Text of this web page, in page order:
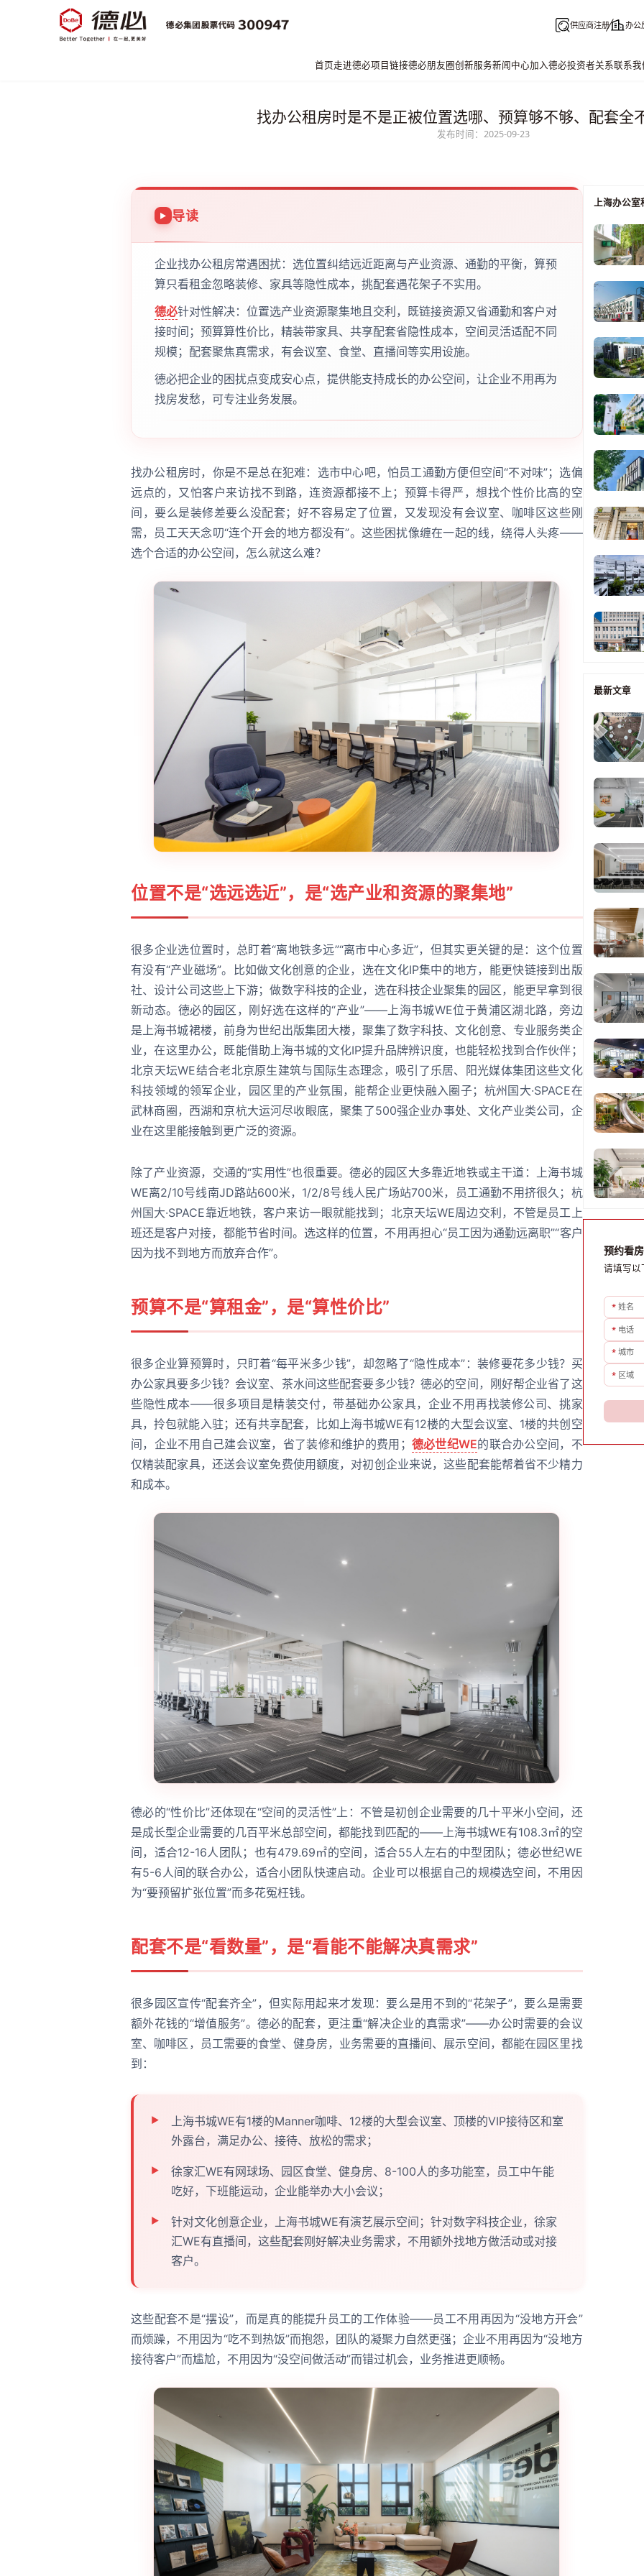
供应商注册 办公
首页走进德必项目链接德必朋友圈创新服务新闻中心加入德必投资者关系联系我
找办公租房时是不是正被位置选哪、预算够不够、配套全
发布时间：2025-09-23
导读
企业找办公租房常遇困扰：选位置纠结远近距离与产业资源、通勤的平衡，算预
算只看租金忽略装修、家具等隐性成本，挑配套遇花架子不实用。
德必针对性解决：位置选产业资源聚集地且交利，既链接资源又省通勤和客户对
接时间；预算算性价比，精装带家具、共享配套省隐性成本，空间灵活适配不同
规模；配套聚焦真需求，有会议室、食堂、直播间等实用设施。
德必把企业的困扰点变成安心点，提供能支持成长的办公空间，让企业不用再为
找房发愁，可专注业务发展。
找办公租房时，你是不是总在犯难：选市中心吧，怕员工通勤方便但空间“不对味”；选偏
远点的，又怕客户来访找不到路，连资源都接不上；预算卡得严，想找个性价比高的空
间，要么是装修差要么没配套；好不容易定了位置，又发现没有会议室、咖啡区这些刚
需，员工天天念叨“连个开会的地方都没有”。这些困扰像缠在一起的线，绕得人头疼——
选个合适的办公空间，怎么就这么难？
位置不是“选远选近”，是“选产业和资源的聚集地”
很多企业选位置时，总盯着“离地铁多远”“离市中心多近”，但其实更关键的是：这个位置
有没有“产业磁场”。比如做文化创意的企业，选在文化IP集中的地方，能更快链接到出版
社、设计公司这些上下游；做数字科技的企业，选在科技企业聚集的园区，能更早拿到很
新动态。德必的园区，刚好选在这样的“产业”——上海书城WE位于黄浦区湖北路，旁边
是上海书城裙楼，前身为世纪出版集团大楼，聚集了数字科技、文化创意、专业服务类企
业，在这里办公，既能借助上海书城的文化IP提升品牌辨识度，也能轻松找到合作伙伴；
北京天坛WE结合老北京原生建筑与国际生态理念，吸引了乐居、阳光媒体集团这些文化
科技领域的领军企业，园区里的产业氛围，能帮企业更快融入圈子；杭州国大·SPACE在
武林商圈，西湖和京杭大运河尽收眼底，聚集了500强企业办事处、文化产业类公司，企
业在这里能接触到更广泛的资源。
除了产业资源，交通的“实用性”也很重要。德必的园区大多靠近地铁或主干道：上海书城
WE离2/10号线南JD路站600米，1/2/8号线人民广场站700米，员工通勤不用挤很久；杭
州国大·SPACE靠近地铁，客户来访一眼就能找到；北京天坛WE周边交利，不管是员工上
班还是客户对接，都能节省时间。选这样的位置，不用再担心“员工因为通勤远离职”“客户
因为找不到地方而放弃合作”。
预算不是“算租金”，是“算性价比”
很多企业算预算时，只盯着“每平米多少钱”，却忽略了“隐性成本”：装修要花多少钱？买
办公家具要多少钱？会议室、茶水间这些配套要多少钱？德必的空间，刚好帮企业省了这
些隐性成本——很多项目是精装交付，带基础办公家具，企业不用再找装修公司、挑家
具，拎包就能入驻；还有共享配套，比如上海书城WE有12楼的大型会议室、1楼的共创空
间，企业不用自己建会议室，省了装修和维护的费用； 德必世纪WE的联合办公空间，不
仅精装配家具，还送会议室免费使用额度，对初创企业来说，这些配套能帮着省不少精力
和成本。
德必的“性价比”还体现在“空间的灵活性”上：不管是初创企业需要的几十平米小空间，还
是成长型企业需要的几百平米总部空间，都能找到匹配的——上海书城WE有108.3㎡的空
间，适合12-16人团队；也有479.69㎡的空间，适合55人左右的中型团队；德必世纪WE
有5-6人间的联合办公，适合小团队快速启动。企业可以根据自己的规模选空间，不用因
为“要预留扩张位置”而多花冤枉钱。
配套不是“看数量”，是“看能不能解决真需求”
很多园区宣传“配套齐全”，但实际用起来才发现：要么是用不到的“花架子”，要么是需要
额外花钱的“增值服务”。德必的配套，更注重“解决企业的真需求”——办公时需要的会议
室、咖啡区，员工需要的食堂、健身房，业务需要的直播间、展示空间，都能在园区里找
到：
上海书城WE有1楼的Manner咖啡、12楼的大型会议室、顶楼的VIP接待区和室
外露台，满足办公、接待、放松的需求；
徐家汇WE有网球场、园区食堂、健身房、8-100人的多功能室，员工中午能
吃好，下班能运动，企业能举办大小会议；
针对文化创意企业，上海书城WE有演艺展示空间；针对数字科技企业，徐家
汇WE有直播间，这些配套刚好解决业务需求，不用额外找地方做活动或对接
客户。
这些配套不是“摆设”，而是真的能提升员工的工作体验——员工不用再因为“没地方开会”
而烦躁，不用因为“吃不到热饭”而抱怨，团队的凝聚力自然更强；企业不用再因为“没地方
接待客户”而尴尬，不用因为“没空间做活动”而错过机会，业务推进更顺畅。
上海办公室
最新文章
预约看房
请填写以
* 姓名
* 电话
* 城市
* 区域